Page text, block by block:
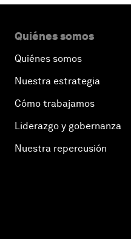
Quiénes somos
Quiénes somos
Nuestra estrategia
Cómo trabajamos
Liderazgo y gobernanza
Nuestra repercusión